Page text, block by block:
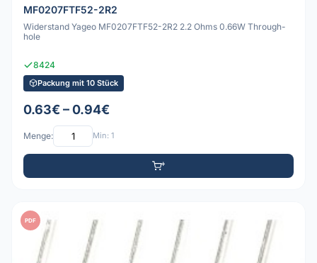
MF0207FTF52-2R2
Widerstand Yageo MF0207FTF52-2R2 2.2 Ohms 0.66W Through-
hole
8424
Packung mit 10 Stück
0.63€ – 0.94€
Menge: Min: 1
PDF